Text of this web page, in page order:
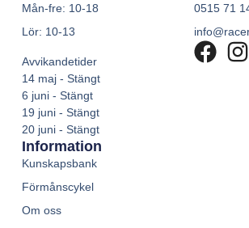
Mån-fre: 10-18
Lör: 10-13
Avvikandetider
14 maj - Stängt
6 juni - Stängt
19 juni - Stängt
20 juni - Stängt
0515 71
Information
Kunskapsbank
Förmånscykel
Om oss